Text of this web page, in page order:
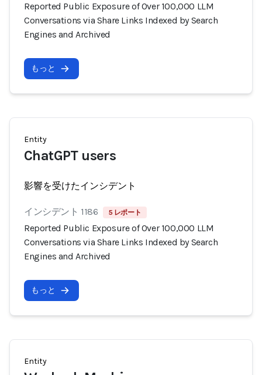
Reported Public Exposure of Over 100,000 LLM
Conversations via Share Links Indexed by Search
Engines and Archived
もっと
Entity
ChatGPT users
影響を受けたインシデント
インシデント 1186 5 レポート
Reported Public Exposure of Over 100,000 LLM
Conversations via Share Links Indexed by Search
Engines and Archived
もっと
Entity